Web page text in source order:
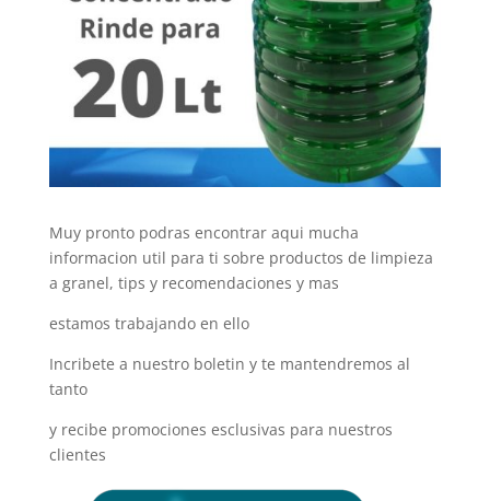
Muy pronto podras encontrar aqui mucha
informacion util para ti sobre productos de limpieza
a granel, tips y recomendaciones y mas
estamos trabajando en ello
Incribete a nuestro boletin y te mantendremos al
tanto
y recibe promociones esclusivas para nuestros
clientes